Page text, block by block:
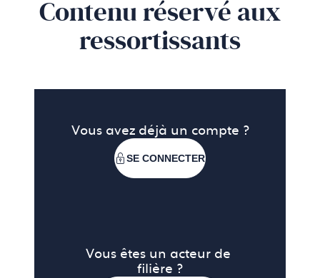
Contenu réservé aux
ressortissants
Vous avez déjà un compte ?
SE CONNECTER
Vous êtes un acteur de
filière ?